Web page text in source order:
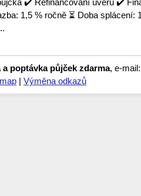
1,5 % ročně ⏳ Doba splácení:
poptávka půjček zdarma, e-
| Výměna odkazů